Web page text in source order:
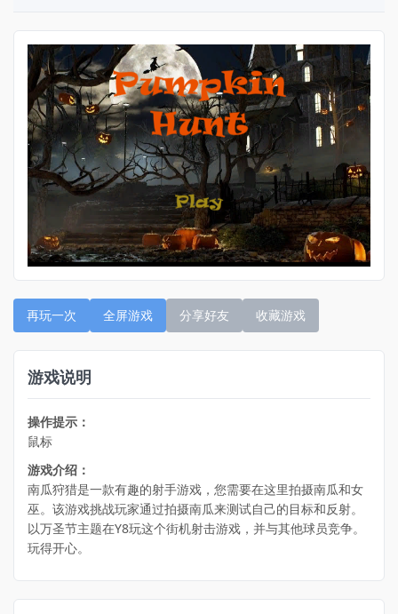
再玩一次 全屏游戏 分享好友 收藏游戏
游戏说明
操作提示：
鼠标
游戏介绍：
南瓜狩猎是一款有趣的射手游戏，您需要在这里拍摄南瓜和女
巫。该游戏挑战玩家通过拍摄南瓜来测试自己的目标和反射。
以万圣节主题在Y8玩这个街机射击游戏，并与其他球员竞争。
玩得开心。